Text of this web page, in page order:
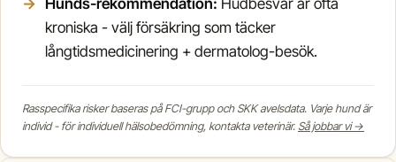
Hunds-rekommendation: Hudbesvär är ofta
kroniska - välj försäkring som täcker
långtidsmedicinering + dermatolog-besök.
Rasspecifika risker baseras på FCI-grupp och SKK avelsdata. Varje hund är
individ - för individuell hälsobedömning, kontakta veterinär. Så jobbar vi →